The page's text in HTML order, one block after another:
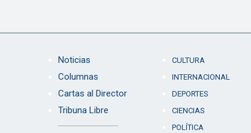
Noticias
Columnas
Cartas al Director
Tribuna Libre
CULTURA
INTERNACIONAL
DEPORTES
CIENCIAS
POLÍTICA